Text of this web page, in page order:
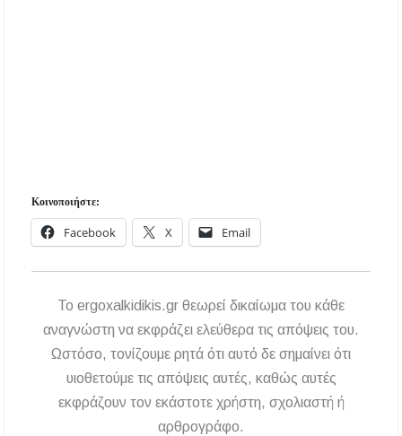
Κοινοποιήστε:
Facebook X Email
To ergoxalkidikis.gr θεωρεί δικαίωμα του κάθε
αναγνώστη να εκφράζει ελεύθερα τις απόψεις του.
Ωστόσο, τονίζουμε ρητά ότι αυτό δε σημαίνει ότι
υιοθετούμε τις απόψεις αυτές, καθώς αυτές
εκφράζουν τον εκάστοτε χρήστη, σχολιαστή ή
αρθρογράφο.